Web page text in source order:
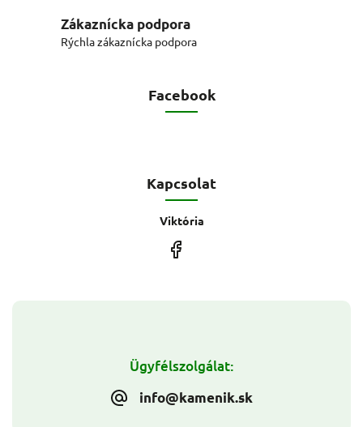
Zákaznícka podpora
Rýchla zákaznícka podpora
Ügyfélszolgálat:
info@kamenik.sk
Facebook
Kapcsolat
Viktória